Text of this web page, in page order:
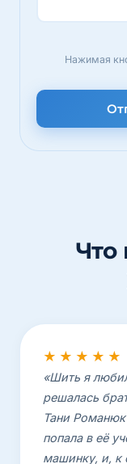
Нажимая
Что
★★★★★
«Шить я
решалась
Тани
попала в её
машинку, и, к